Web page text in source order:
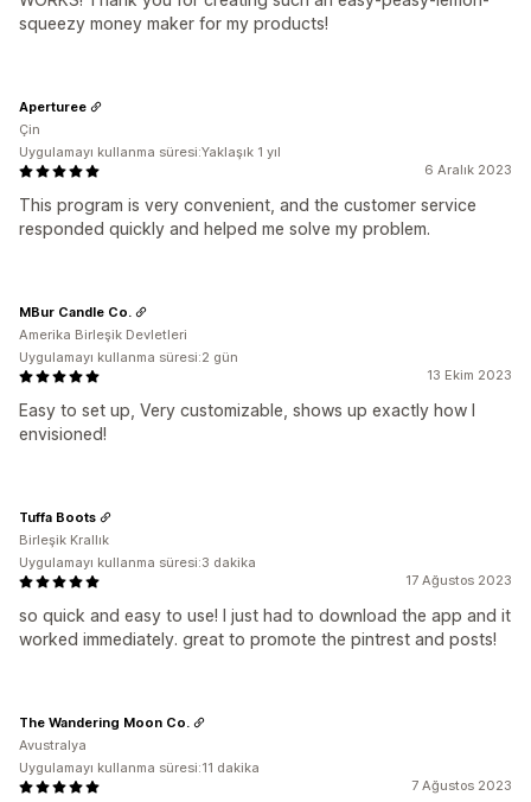
squeezy money maker for my products!
6 Aralık 2023
This program is very convenient, and the customer service
responded quickly and helped me solve my problem.
Aperturee
Çin
Uygulamayı kullanma süresi:Yaklaşık 1 yıl
13 Ekim 2023
Easy to set up, Very customizable, shows up exactly how I
envisioned!
MBur Candle Co.
Amerika Birleşik Devletleri
Uygulamayı kullanma süresi:2 gün
17 Ağustos 2023
so quick and easy to use! I just had to download the app and it
worked immediately. great to promote the pintrest and posts!
Tuffa Boots
Birleşik Krallık
Uygulamayı kullanma süresi:3 dakika
7 Ağustos 2023
The Wandering Moon Co.
Avustralya
Uygulamayı kullanma süresi:11 dakika